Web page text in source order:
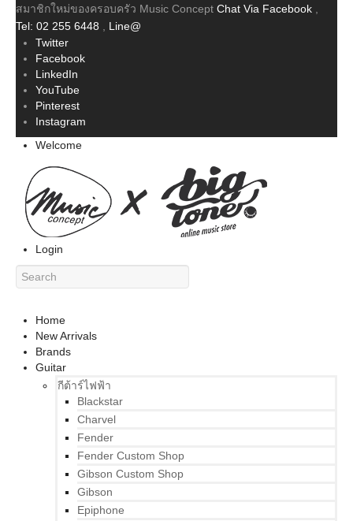
สมาชิกใหม่ของครอบครัว Music Concept Chat Via Facebook
Tel: 02 255 6448
Line@
Twitter
Facebook
LinkedIn
YouTube
Pinterest
Instagram
Welcome
Login
Home
New Arrivals
Brands
Guitar
กีต้าร์ไฟฟ้า
Blackstar
Charvel
Fender
Fender Custom Shop
Gibson Custom Shop
Gibson
Epiphone